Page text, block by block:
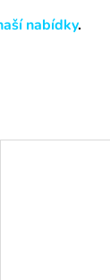
nabídky.